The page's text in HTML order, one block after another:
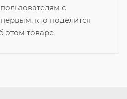
с
кто поделится
этом товаре